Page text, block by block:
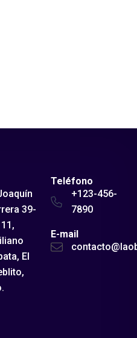
39-
El
Teléfono
+123-456-
7890
E-mail